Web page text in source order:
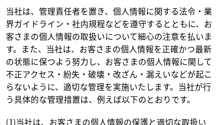
当社は、管理責任者を置き、個人情報に関する法令・業
界ガイドライン・社内規程などを遵守するとともに、お
客さまの個人情報の取扱いについて細心の注意を払いま
す。また、当社は、お客さまの個人情報を正確かつ最新
の状態に保つよう努力し、お客さまの個人情報に関して
不正アクセス・紛失・破壊・改ざん・漏えいなどが起こ
らないように、適切な管理を実施いたします。当社が行
う具体的な管理措置は、例えば以下のとおりです。
(1)当社は、お客さまの個人情報の保護と適切な取扱い